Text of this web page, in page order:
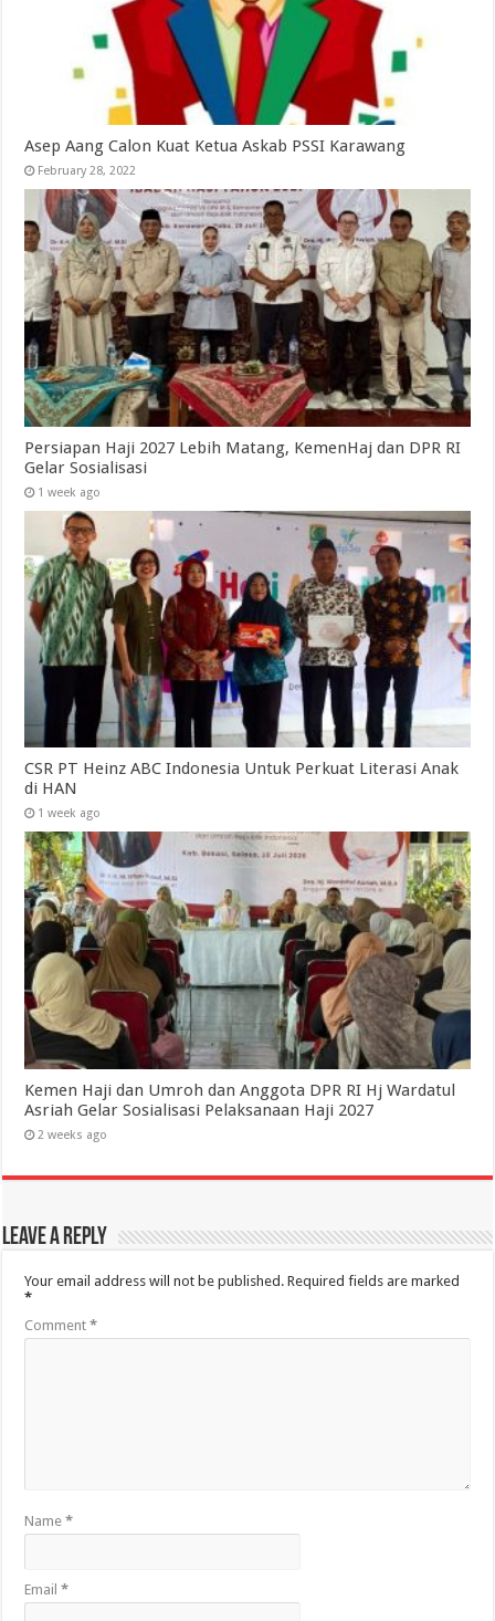
Asep Aang Calon Kuat Ketua Askab PSSI Karawang
February 28, 2022
Persiapan Haji 2027 Lebih Matang, KemenHaj dan DPR RI
Gelar Sosialisasi
1 week ago
CSR PT Heinz ABC Indonesia Untuk Perkuat Literasi Anak
di HAN
1 week ago
Kemen Haji dan Umroh dan Anggota DPR RI Hj Wardatul
Asriah Gelar Sosialisasi Pelaksanaan Haji 2027
2 weeks ago
Leave a Reply
Your email address will not be published. Required fields are marked
*
Comment*
Name*
Email*